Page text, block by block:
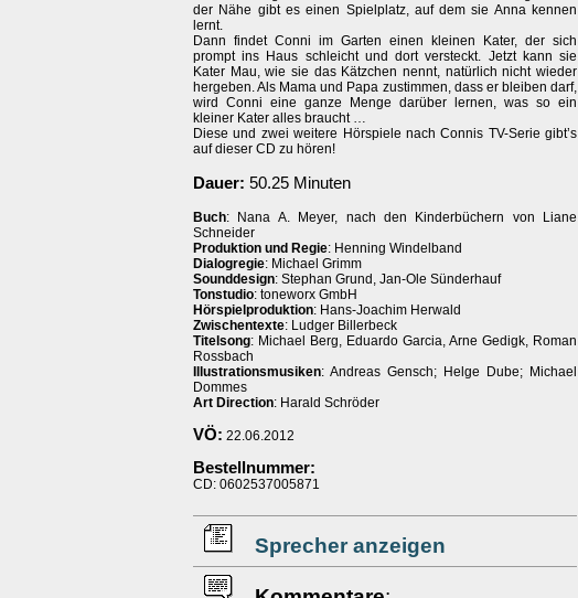
der Nähe gibt es einen Spielplatz, auf dem sie Anna kennen
lernt.
Dann findet Conni im Garten einen kleinen Kater, der sich
prompt ins Haus schleicht und dort versteckt. Jetzt kann sie
Kater Mau, wie sie das Kätzchen nennt, natürlich nicht wieder
hergeben. Als Mama und Papa zustimmen, dass er bleiben darf,
wird Conni eine ganze Menge darüber lernen, was so ein
kleiner Kater alles braucht …
Diese und zwei weitere Hörspiele nach Connis TV-Serie gibt’s
auf dieser CD zu hören!
Dauer: 50.25 Minuten
Buch: Nana A. Meyer, nach den Kinderbüchern von Liane
Schneider
Produktion und Regie: Henning Windelband
Dialogregie: Michael Grimm
Sounddesign: Stephan Grund, Jan-Ole Sünderhauf
Tonstudio: toneworx GmbH
Hörspielproduktion: Hans-Joachim Herwald
Zwischentexte: Ludger Billerbeck
Titelsong: Michael Berg, Eduardo Garcia, Arne Gedigk, Roman
Rossbach
Illustrationsmusiken: Andreas Gensch; Helge Dube; Michael
Dommes
Art Direction: Harald Schröder
VÖ: 22.06.2012
Bestellnummer:
CD: 0602537005871
Sprecher anzeigen